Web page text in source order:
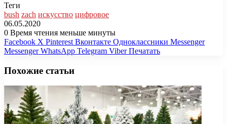
Теги
bush zach искусство цифровое
06.05.2020
0 Время чтения меньше минуты
Facebook X Pinterest Вконтакте Одноклассники Messenger
Messenger WhatsApp Telegram Viber Печатать
Похожие статьи